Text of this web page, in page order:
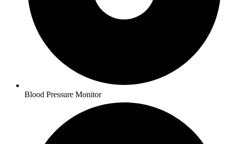
Blood Pressure Monitor